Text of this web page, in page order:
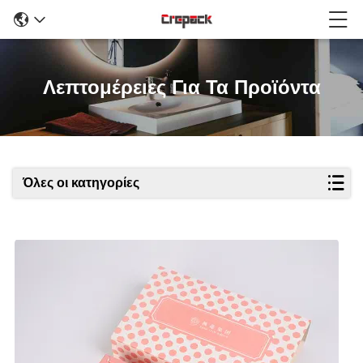
Λεπτομέρειες Για Τα Προϊόντα
Όλες οι κατηγορίες